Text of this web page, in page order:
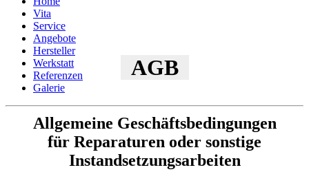
Vita
Service
Angebote
Hersteller
Werkstatt
Referenzen
Galerie
AGB
Allgemeine Geschäftsbedingungen
für Reparaturen oder sonstige
Instandsetzungsarbeiten